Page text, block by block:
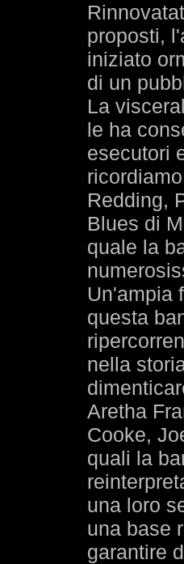
proposti,
iniziato
di un
La
le ha
esecutori
Redding,
Blues di
quale la
Un'ampia
questa
nella
Aretha
Cooke,
quali la
una loro
una base
garantire